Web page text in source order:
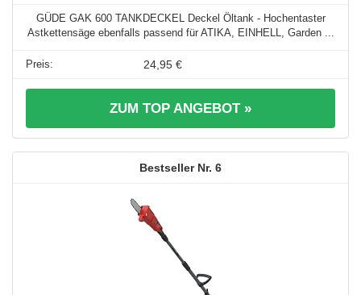
GÜDE GAK 600 TANKDECKEL Deckel Öltank - Hochentaster
Astkettensäge ebenfalls passend für ATIKA, EINHELL, Garden ...
24,95 €
ZUM TOP ANGEBOT »
6